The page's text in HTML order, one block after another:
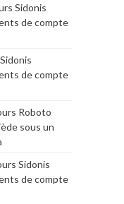
Sidonis
de compte
de compte
Roboto
sous un
Sidonis
de compte